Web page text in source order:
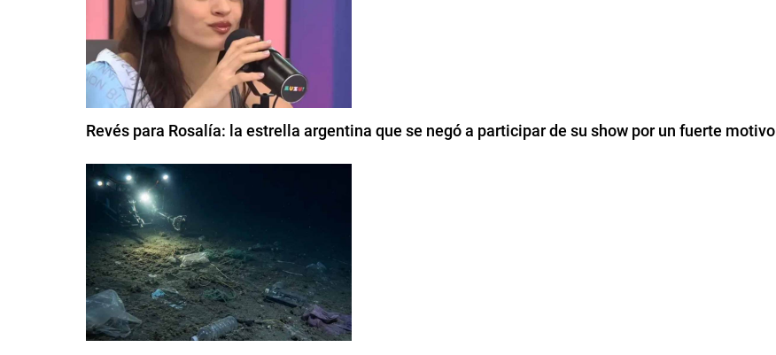
Revés para Rosalía: la estrella argentina que se negó a participar de su show por un fuerte motivo